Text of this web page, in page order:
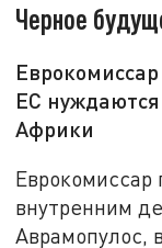
Черное
ЕС
Африки
Еврокомиссар
внутренним
Аврамопулос,